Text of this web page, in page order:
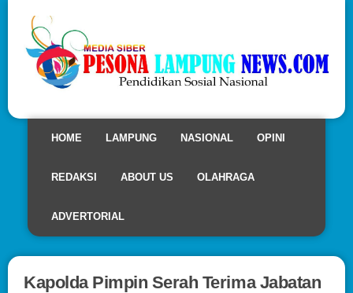
HOME LAMPUNG NASIONAL OPINI
REDAKSI ABOUT US OLAHRAGA
ADVERTORIAL
Kapolda Pimpin Serah Terima Jabatan